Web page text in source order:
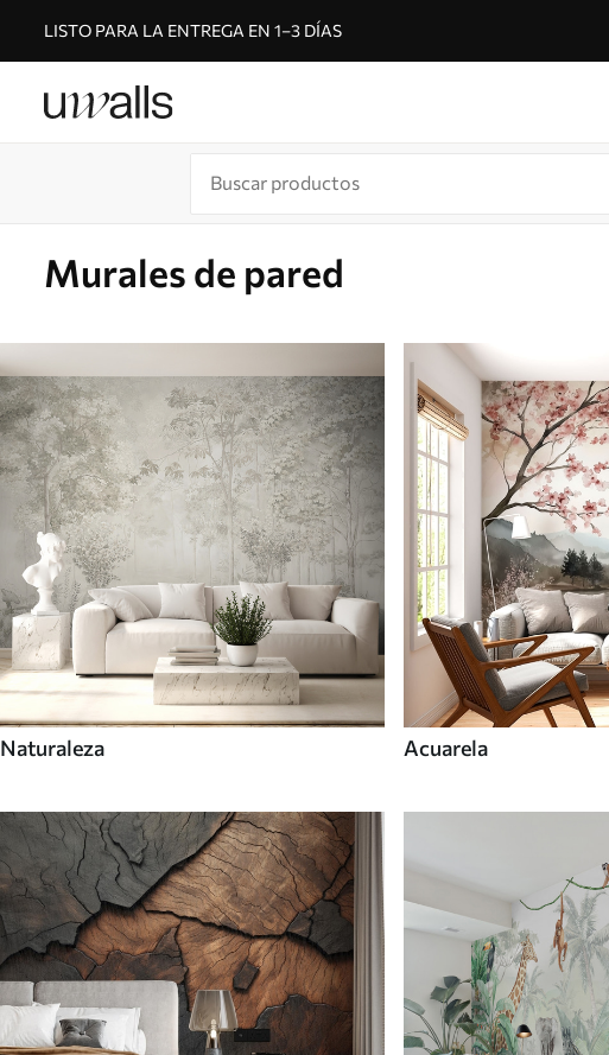
LISTO PARA LA ENTREGA EN 1–3 DÍAS
Murales de pared
Naturaleza Acuarela